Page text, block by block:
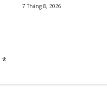
7 Tháng 8, 2026
*